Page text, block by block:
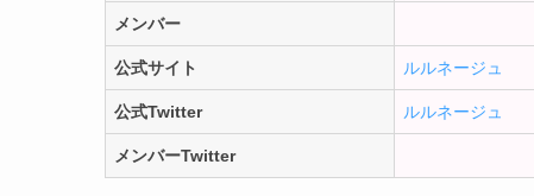
メンバー
公式サイト ルルネージュ
公式Twitter ルルネージュ
メンバーTwitter